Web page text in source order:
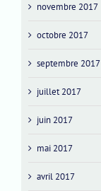
novembre 2017
octobre 2017
septembre 2017
juillet 2017
juin 2017
mai 2017
avril 2017